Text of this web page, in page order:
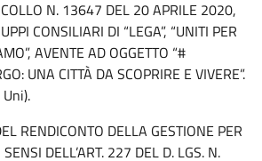
N. 13647 DEL 20 APRILE 2020,
CONSILIARI DI “LEGA”, “UNITI PER
AVENTE AD OGGETTO “#
UNA CITTÀ DA SCOPRIRE E VIVERE”.
RENDICONTO DELLA GESTIONE PER
DELL’ART. 227 DEL D. LGS. N.